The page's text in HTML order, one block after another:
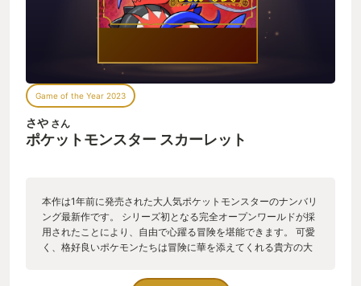
Game of the Year 2023
さや さん
ポケットモンスター スカーレット
本作は1年前に発売された大人気ポケットモンスターのナンバリ
ング最新作です。 シリーズ初となる完全オープンワールドが採
用されたことにより、自由で心躍る冒険を堪能できます。 可愛
く、格好良いポケモンたちは冒険に華を添えてくれる貴方の大
たあのポケモンのまさかの姿に驚くこともあるかもしれませ